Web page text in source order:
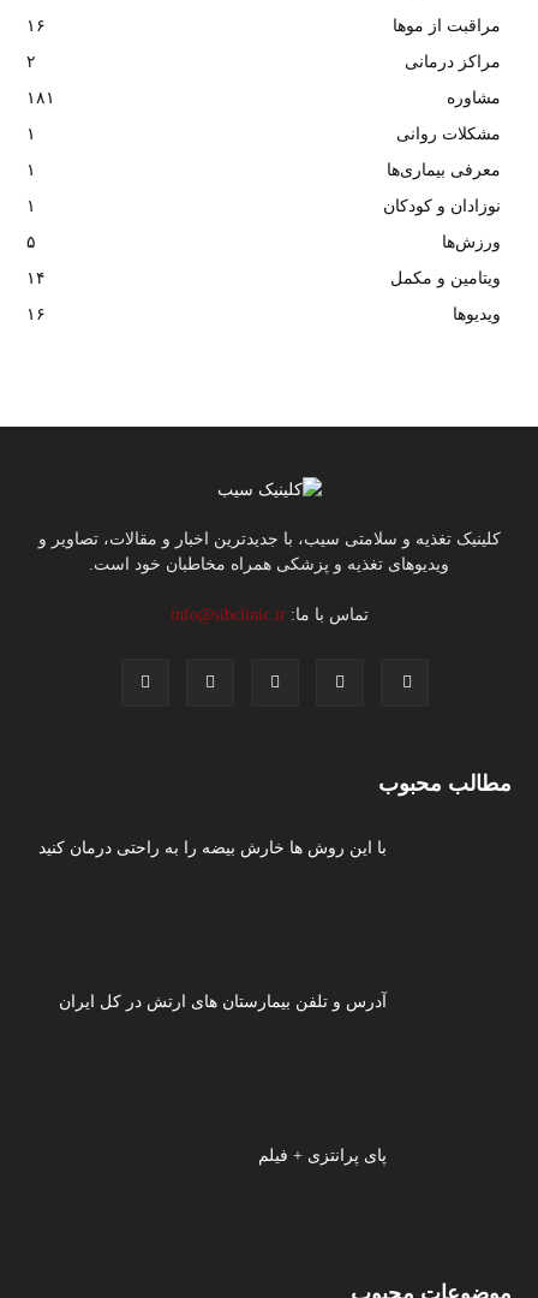
مراقبت از موها
۱۶
مراکز درمانی
۲
مشاوره
۱۸۱
مشکلات روانی
۱
معرفی بیماری‌ها
۱
نوزادان و کودکان
۱
ورزش‌ها
۵
ویتامین و مکمل
۱۴
ویدیوها
۱۶
کلینیک تغذیه و سلامتی سیب، با جدیدترین اخبار و مقالات، تصاویر و
ویدیوهای تغذیه و پزشکی همراه مخاطبان خود است.
تماس با ما:info@sibclinic.ir
مطالب محبوب
با این روش ها خارش بیضه را به راحتی درمان کنید
آدرس و تلفن بیمارستان های ارتش در کل ایران
پای پرانتزی + فیلم
موضوعات محبوب